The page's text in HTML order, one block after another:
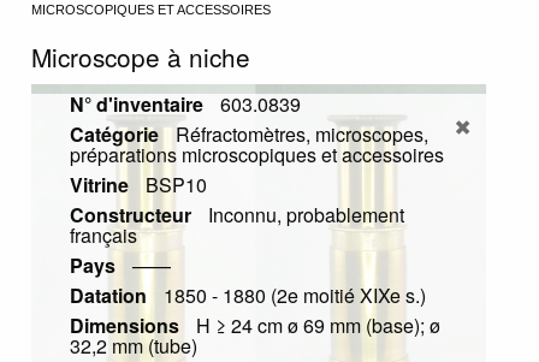
MICROSCOPIQUES ET ACCESSOIRES
Microscope à niche
N° d'inventaire
603.0839
Catégorie
Réfractomètres, microscopes,
préparations microscopiques et accessoires
Vitrine
BSP10
Constructeur
Inconnu, probablement
français
Pays
——
Datation
1850 - 1880 (2e moitié XIXe s.)
Dimensions
H ≥ 24 cm ø 69 mm (base); ø
32,2 mm (tube)